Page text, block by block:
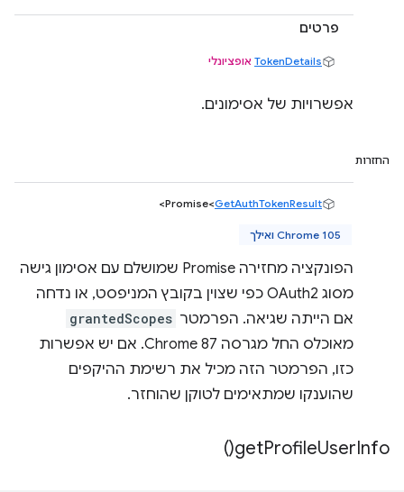
פרטים
TokenDetails אופציונלי
אפשרויות של אסימונים.
החזרות
Promise<GetAuthTokenResult
>
Chrome 105 ואילך
הפונקציה מחזירה Promise שמושלם עם אסימון גישה
מסוג OAuth2 כפי שצוין בקובץ המניפסט, או נדחה
אם הייתה שגיאה. הפרמטר grantedScopes
מאוכלס החל מגרסה Chrome 87. אם יש אפשרות
כזו, הפרמטר הזה מכיל את רשימת ההיקפים
שהוענקו שמתאימים לטוקן שהוחזר.
getProfileUserInfo(
)